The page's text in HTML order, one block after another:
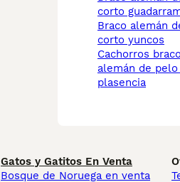
corto
braco alemán de pelo
corto yuncos
cachorros braco
alemán de
plasencia
Gatos y Gatitos En Venta
Bosque de Noruega en venta